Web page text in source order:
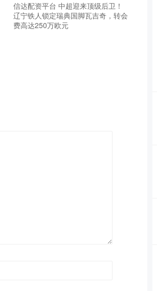
信达配资平台 中超迎来顶级后卫！
辽宁铁人锁定瑞典国脚瓦吉奇，转会
费高达250万欧元